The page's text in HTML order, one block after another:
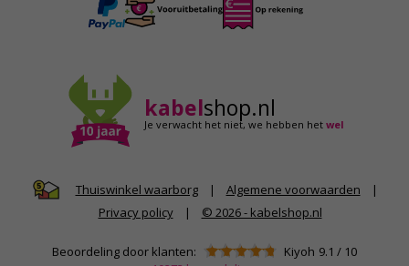
kabelshop.nl
Je verwacht het niet,we hebben hetwel
Thuiswinkel waarborg | Algemene voorwaarden
|
Privacy policy
| © 2026 - kabelshop.nl
Beoordeling door klanten: Kiyoh 9.1 / 10